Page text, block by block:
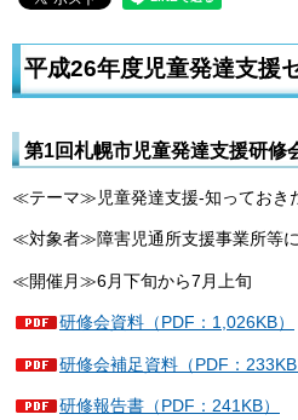
平成26年度児童発達支援
第1回札幌市児童発達支援研修
≪テーマ≫児童発達支援-知っておき
≪対象者≫障害児通所支援事業所等
≪開催月≫6月下旬から7月上旬
研修会資料（PDF：1,026KB）
研修会補足資料（PDF：233KB
研修報告書（PDF：241KB）